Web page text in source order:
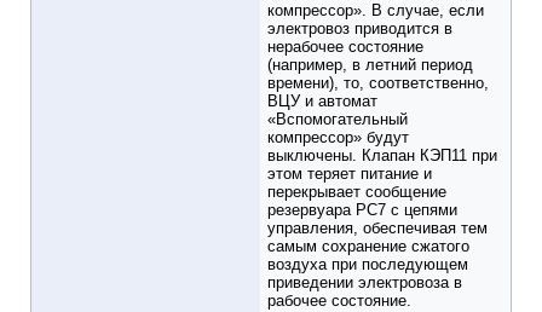
компрессор». В случае, если
электровоз приводится в
нерабочее состояние
(например, в летний период
времени), то, соответственно,
ВЦУ и автомат
«Вспомогательный
компрессор» будут
выключены. Клапан КЭП11 при
этом теряет питание и
перекрывает сообщение
резервуара РС7 с цепями
управления, обеспечивая тем
самым сохранение сжатого
воздуха при последующем
приведении электровоза в
рабочее состояние.